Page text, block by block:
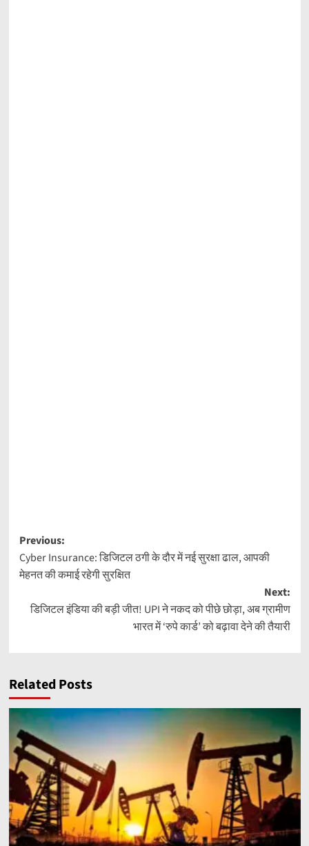
Post
navigation
Previous:
Cyber Insurance: डिजिटल ठगी के दौर में नई सुरक्षा ढाल, आपकी
मेहनत की कमाई रहेगी सुरक्षित
Next:
डिजिटल इंडिया की बड़ी जीत! UPI ने नकद को पीछे छोड़ा, अब ग्रामीण
भारत में ‘रुपे कार्ड’ को बढ़ावा देने की तैयारी
Related Posts